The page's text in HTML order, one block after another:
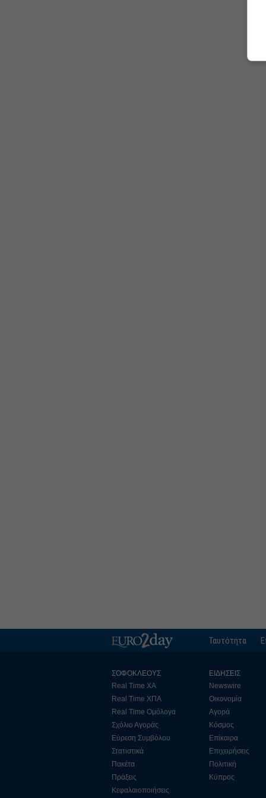
Ταυτότητα
ΣΟΦΟΚΛΕΟΥΣ
Real Time ΧΑ
Real Time ΧΠΑ
Real Time Ομόλογα
Σχόλιο Αγοράς
Εύρεση Συμβόλου
Στατιστικά
Πακέτα
Πράξεις
Κεφαλαιοποιήσεις
ΕΙΔΗΣΕΙΣ
Newswire
Οικονομία
Αγορά
Κόσμος
Επίκαιρα
Επιχειρήσεις
Πολιτική
Κύπρος